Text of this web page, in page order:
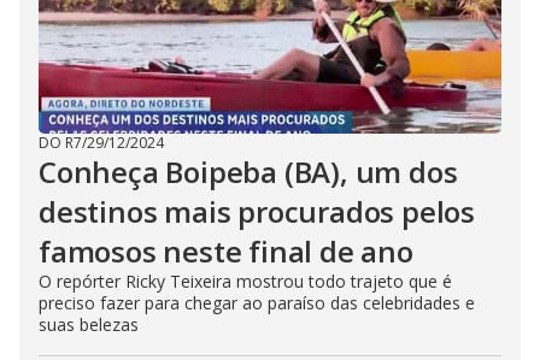
DO R7/29/12/2024
Conheça Boipeba (BA), um dos
destinos mais procurados pelos
famosos neste final de ano
O repórter Ricky Teixeira mostrou todo trajeto que é
preciso fazer para chegar ao paraíso das celebridades e
suas belezas